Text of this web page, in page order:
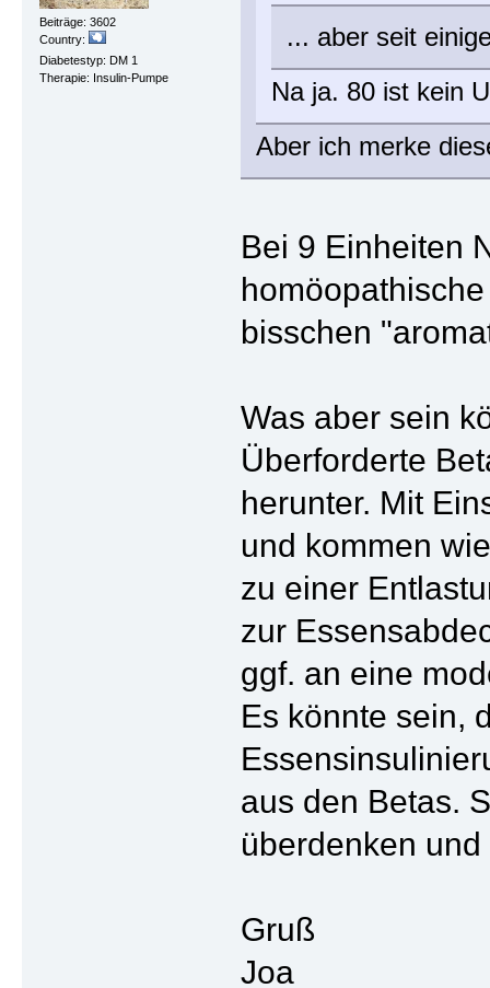
Beiträge: 3602
Country:
Diabetestyp: DM 1
Therapie: Insulin-Pumpe
... aber seit
Na ja. 80 ist kein
Aber ich merke
Bei 9 Einheiten
bisschen
Was aber sein
Überforderte
herunter. Mit
und kommen
zu einer
zur
ggf. an eine
Es könnte sein,
aus den Betas.
überdenken
Gruß
Joa